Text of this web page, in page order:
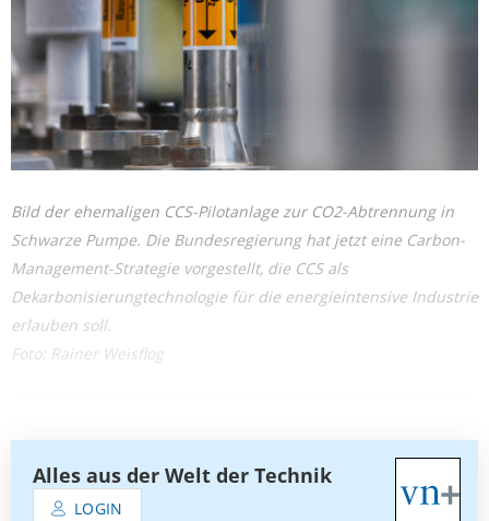
Bild der ehemaligen CCS-Pilotanlage zur CO2-Abtrennung in
Schwarze Pumpe. Die Bundesregierung hat jetzt eine Carbon-
Management-Strategie vorgestellt, die CCS als
Dekarbonisierungtechnologie für die energieintensive Industrie
erlauben soll.
Foto: Rainer Weisflog
Alles aus der Welt der Technik
LOGIN